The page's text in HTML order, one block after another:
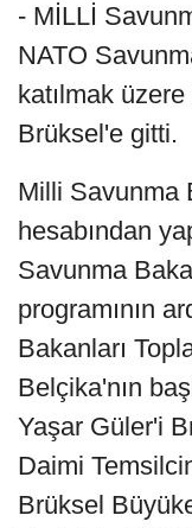
- MİLLİ
NATO
katılmak
Brüksel'e gitti.
Milli Savunma
hesabından
Savunma
programının
Bakanları
Belçika'nın
Yaşar Güler'i
Daimi
Brüksel